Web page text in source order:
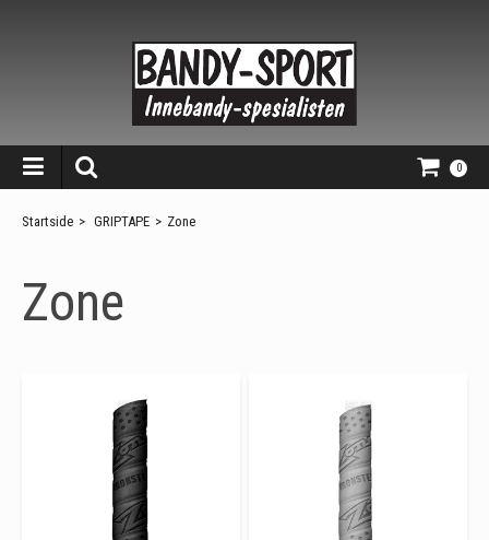
0
Startside > GRIPTAPE > Zone
Zone